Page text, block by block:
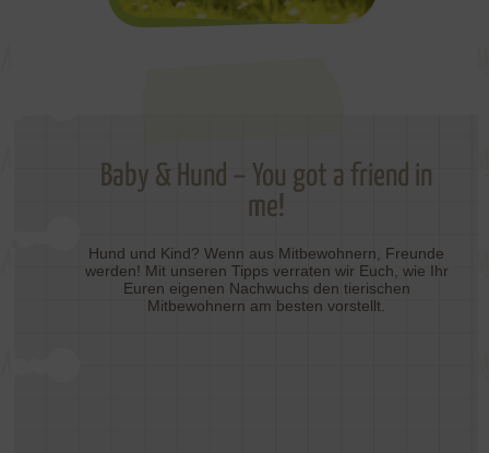
Baby & Hund – You got a friend in
me!
Hund und Kind? Wenn aus Mitbewohnern, Freunde
werden! Mit unseren Tipps verraten wir Euch, wie Ihr
Euren eigenen Nachwuchs den tierischen
Mitbewohnern am besten vorstellt.